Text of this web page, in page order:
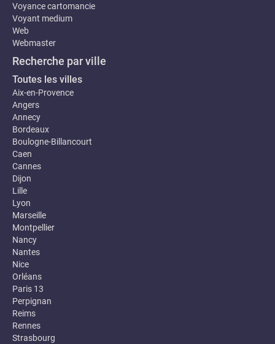
Voyance cartomancie
Voyant medium
Web
Webmaster
Recherche par ville
Toutes les villes
Aix-en-Provence
Angers
Annecy
Bordeaux
Boulogne-Billancourt
Caen
Cannes
Dijon
Lille
Lyon
Marseille
Montpellier
Nancy
Nantes
Nice
Orléans
Paris 13
Perpignan
Reims
Rennes
Strasbourg